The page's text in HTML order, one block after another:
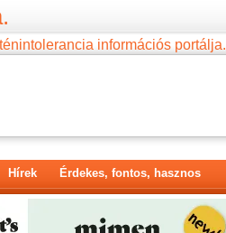
információs portálja.
Hírek Érdekes, fontos, hasznos